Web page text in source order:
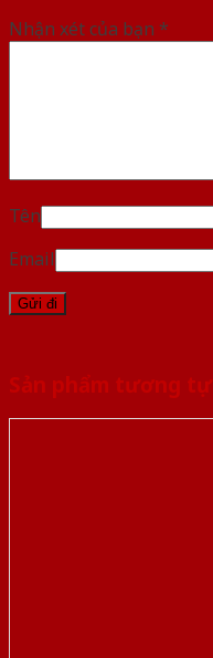
Nhận xét của bạn *
Tên
Email
Sản phẩm tương tự